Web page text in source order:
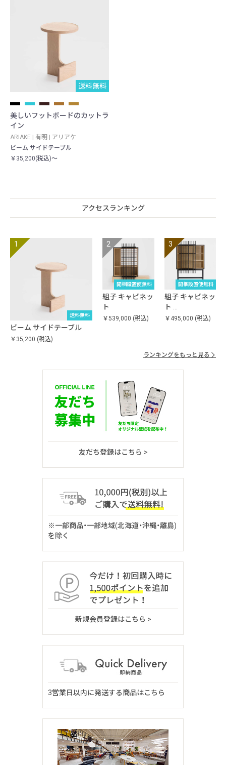
送料無料
美しいフットボードのカットラ
イン
ARIAKE | 有明 | アリアケ
ビーム サイドテーブル
￥35,200(税込)～
アクセスランキング
送料無料
ビーム サイドテーブル
￥35,200 (税込)
開梱設置便無料
組子 キャビネッ
ト
￥539,000 (税込)
開梱設置便無料
組子 キャビネッ
ト …
￥495,000 (税込)
ランキングをもっと見る
友だち登録はこちら >
※一部商品・一部地域(北海道・沖縄・離島)
を除く
新規会員登録はこちら >
3営業日以内に発送する商品はこちら